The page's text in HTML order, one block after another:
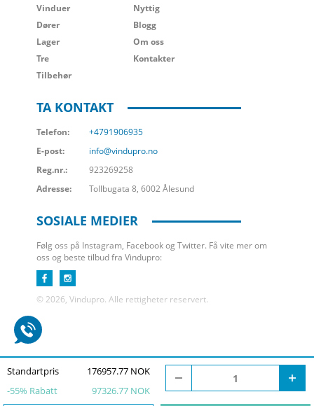
Standartpris
176957.77 NOK
-55% Rabatt 97326.77 NOK
Vinduer
Dører
Lager
Tre
Tilbehør
Nyttig
Blogg
Om oss
Kontakter
TA KONTAKT
Telefon:
+4791906935
E-post:
info@vindupro.no
Reg.nr.:
923269258
Adresse:
Tollbugata 8, 6002 Ålesund
SOSIALE MEDIER
Følg oss på Instagram, Facebook og Twitter. Få vite mer om
oss og beste tilbud fra Vindupro:
© 2026, Vindupro. Alle rettigheter reservert.